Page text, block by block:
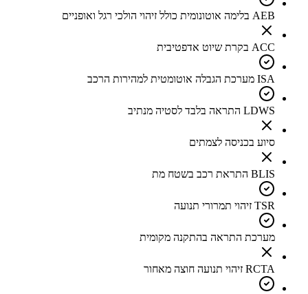
AEB בלימה אוטונומית כולל זיהוי הולכי רגל ואופניים
ACC בקרת שיוט אדפטיבית
ISA מערכת הגבלה אוטומטית למהירות הרכב
LDWS התראה בלבד לסטיה מנתיב
סיוע בכניסה לצמתים
BLIS התראת רכב בשטח מת
TSR זיהוי תמרורי תנועה
מערכת התראה בהתקנה מקומית
RCTA זיהוי תנועה חוצה מאחור